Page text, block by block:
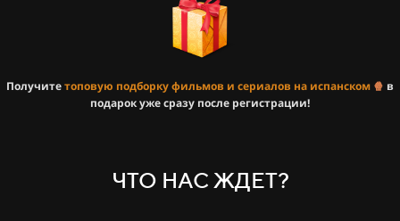
Получитетоповую подборку фильмов и сериалов на испанском 🍿 в
подарок уже сразу после регистрации!
ЧТО НАС ЖДЕТ?